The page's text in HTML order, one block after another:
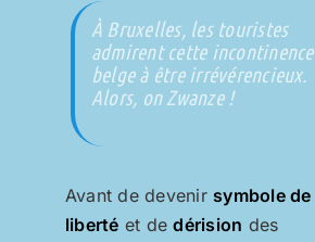
À Bruxelles, les touristes
admirent cette incontinence
belge à être irrévérencieux.
Alors, on Zwanze !
Avant de devenir symbole de
liberté et dedérision des